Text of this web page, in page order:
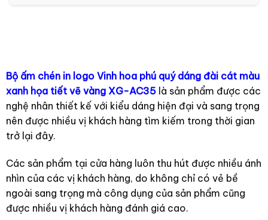
Bộ ấm chén in logo Vinh hoa phú quý dáng đài cát màu
xanh họa tiết vẽ vàng XG-AC35là sản phẩm được các
nghệ nhân thiết kế với kiểu dáng hiện đại và sang trọng
nên được nhiều vị khách hàng tìm kiếm trong thời gian
trở lại đây.
Các sản phẩm tại cửa hàng luôn thu hút được nhiều ánh
nhìn của các vị khách hàng, do không chỉ có vẻ bề
ngoài sang trọng mà công dụng của sản phẩm cũng
được nhiều vị khách hàng đánh giá cao.